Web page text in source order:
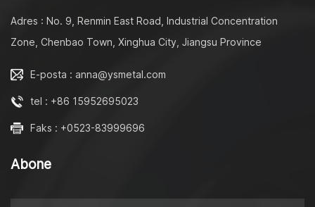
Adres : No. 9, Renmin East Road, Industrial Concentration
Zone, Chenbao Town, Xinghua City, Jiangsu Province
E-posta : anna@ysmetal.com
tel : +86 15952695023
Faks : +0523-83999696
Abone